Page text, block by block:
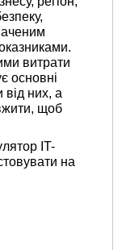
витрати
основні
від них, а
щоб
IT-
на